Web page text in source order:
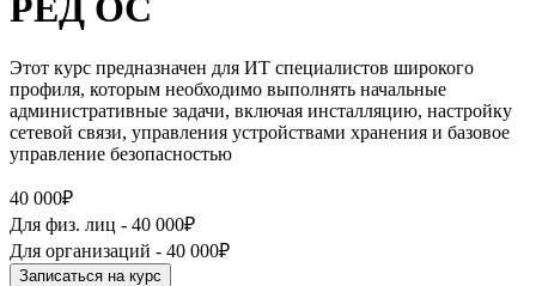
РЕД ОС
Этот курс предназначен для ИТ специалистов широкого
профиля, которым необходимо выполнять начальные
административные задачи, включая инсталляцию, настройку
сетевой связи, управления устройствами хранения и базовое
управление безопасностью
40 000₽
Для физ. лиц - 40 000₽
Для организаций - 40 000₽
Записаться на курс